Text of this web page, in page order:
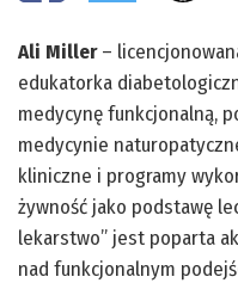
Ali Miller–
edukatorka
medycynę funkcjonalną,
medycynie
kliniczne i programy
żywność jako podstawę
lekarstwo” jest poparta
nad funkcjonalnym